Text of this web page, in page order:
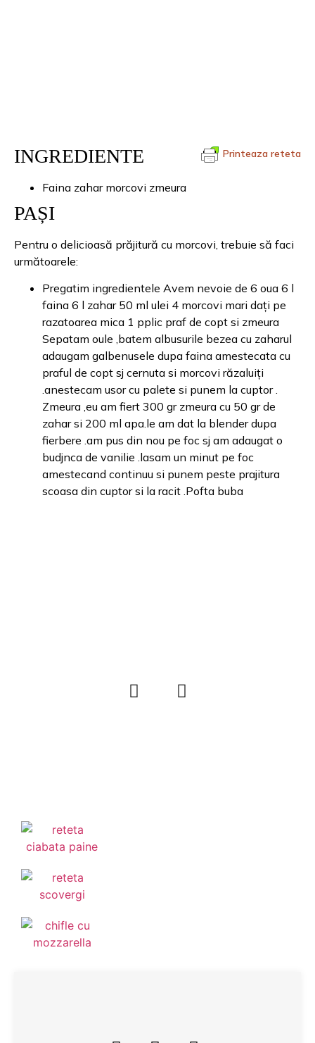
Printeaza reteta
INGREDIENTE
Faina zahar morcovi zmeura
PAȘI
Pentru o delicioasă prăjitură cu morcovi, trebuie să faci
următoarele:
Pregatim ingredientele Avem nevoie de 6 oua 6 l
faina 6 l zahar 50 ml ulei 4 morcovi mari dați pe
razatoarea mica 1 pplic praf de copt si zmeura
Sepatam oule ,batem albusurile bezea cu zaharul
adaugam galbenusele dupa faina amestecata cu
praful de copt sj cernuta si morcovi răzaluiți
.anestecam usor cu palete si punem la cuptor .
Zmeura ,eu am fiert 300 gr zmeura cu 50 gr de
zahar si 200 ml apa.le am dat la blender dupa
fierbere .am pus din nou pe foc sj am adaugat o
budjnca de vanilie .lasam un minut pe foc
amestecand continuu si punem peste prajitura
scoasa din cuptor si la racit .Pofta buba